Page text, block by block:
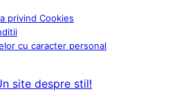
privind Cookies
cu caracter personal